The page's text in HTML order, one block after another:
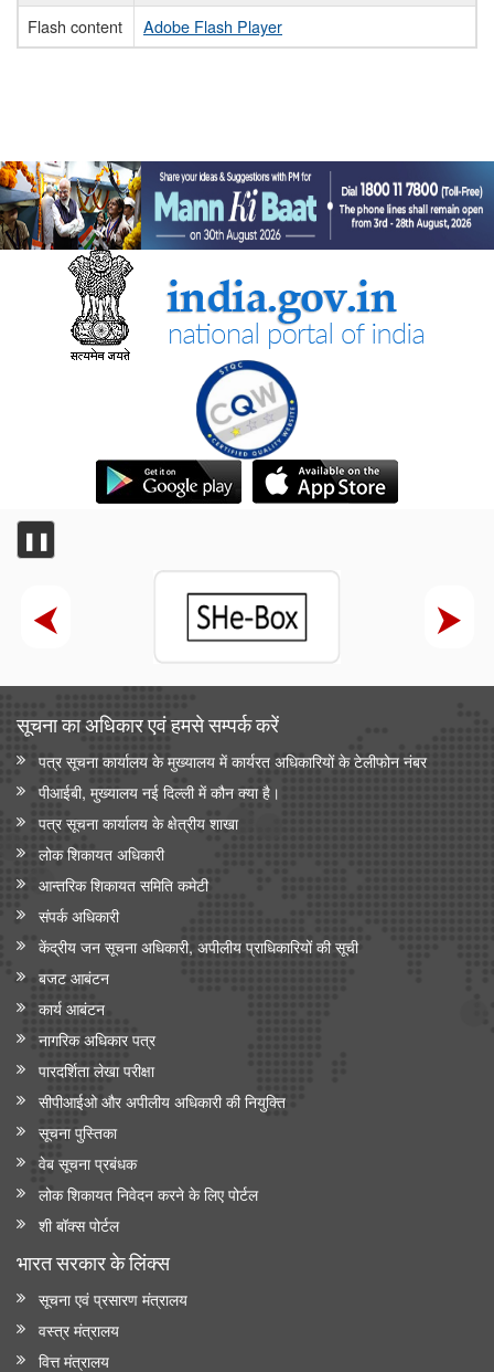
Flash content
Adobe Flash Player
❚❚
सूचना का अधिकार एवं हमसे सम्‍पर्क करें
पत्र सूचना कार्यालय के मुख्यालय में कार्यरत अधिकारियों के टेलीफोन नंबर
पीआईबी, मुख्यालय नई दिल्ली में कौन क्या है।
पत्र सूचना कार्यालय के क्षेत्रीय शाखा
लोक शिकायत अधिकारी
आन्‍तरिक शिकायत समिति कमेटी
संपर्क अधिकारी
केंद्रीय जन सूचना अधिकारी, अपीलीय प्राधिकारियों की सूची
बजट आबंटन
कार्य आबंटन
नागरिक अधिकार पत्र
पारदर्शिता लेखा परीक्षा
सीपीआईओ और अपी‍लीय अधिकारी की नियुक्ति
सूचना पुस्तिका
वेब सूचना प्रबंधक
लोक शिकायत निवेदन करने के लिए पोर्टल
शी बॉक्स पोर्टल
भारत सरकार के लिंक्‍स
सूचना एवं प्रसारण मंत्रालय
वस्त्र मंत्रालय
वित्त मंत्रालय